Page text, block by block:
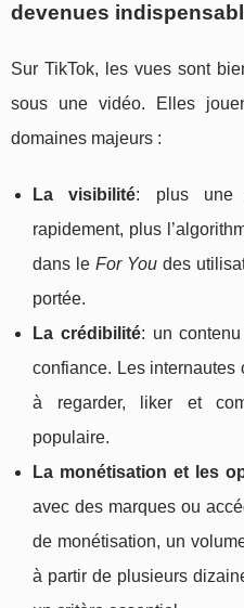
devenues
Sur TikTok, les vues sont
sous une vidéo. Elles
domaines majeurs :
La visibilité: plus une
rapidement, plus
dans le For Youdes
portée.
La crédibilité: un
confiance. Les internautes
à regarder, liker et
populaire.
La monétisation et les
avec des marques ou
de monétisation, un
à partir de plusieurs